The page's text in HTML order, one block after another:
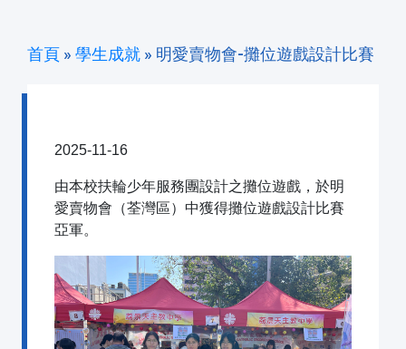
首頁 » 學生成就 » 明愛賣物會-攤位遊戲設計比賽
2025-11-16
由本校扶輪少年服務團設計之攤位遊戲，於明
愛賣物會（荃灣區）中獲得攤位遊戲設計比賽
亞軍。